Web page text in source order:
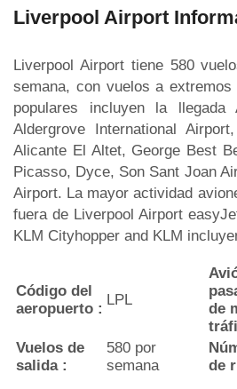
Liverpool Airport
Liverpool Airport tiene 580
semana, con vuelos a
populares incluyen la llegada
Aldergrove International
Alicante El Altet, George Best
Picasso, Dyce, Son Sant Joan
Airport. La mayor actividad
fuera de Liverpool Airport
KLM Cityhopper and KLM
Código del
aeropuerto :
LPL
de
Vuelos de
salida :
580 por
semana
de